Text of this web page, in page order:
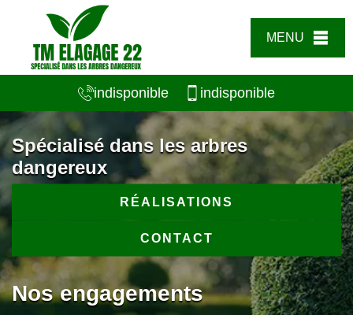
MENU
indisponible indisponible
Spécialisé dans les arbres
dangereux
RÉALISATIONS
CONTACT
Nos engagements